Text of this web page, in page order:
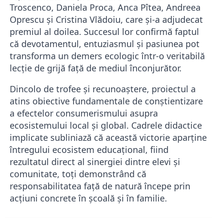
Troscenco, Daniela Proca, Anca Pîtea, Andreea
Oprescu și Cristina Vlădoiu, care și-a adjudecat
premiul al doilea. Succesul lor confirmă faptul
că devotamentul, entuziasmul și pasiunea pot
transforma un demers ecologic într-o veritabilă
lecție de grijă față de mediul înconjurător.
​Dincolo de trofee și recunoaștere, proiectul a
atins obiective fundamentale de conștientizare
a efectelor consumerismului asupra
ecosistemului local și global. Cadrele didactice
implicate subliniază că această victorie aparține
întregului ecosistem educațional, fiind
rezultatul direct al sinergiei dintre elevi și
comunitate, toți demonstrând că
responsabilitatea față de natură începe prin
acțiuni concrete în școală și în familie.